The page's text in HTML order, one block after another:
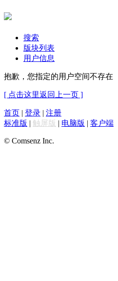
搜索
版块列表
用户信息
抱歉，您指定的用户空间不存在
[ 点击这里返回上一页 ]
首页 | 登录 | 注册
标准版 | 触屏版 | 电脑版 | 客户端
© Comsenz Inc.